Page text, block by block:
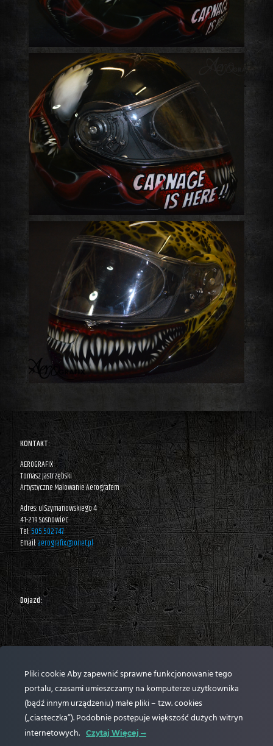
KONTAKT:
AEROGRAFIX
Tomasz Jastrzębski
Artystyczne Malowanie Aerografem
Adres: ul.Szymanowskiego 4
41-219 Sosnowiec
Tel:505 502 747
Email:aerografix@onet.pl
Dojazd:
Pliki cookie Aby zapewnić sprawne funkcjonowanie tego
portalu, czasami umieszczamy na komputerze użytkownika
(bądź innym urządzeniu) małe pliki – tzw. cookies
(„ciasteczka”). Podobnie postępuje większość dużych witryn
internetowych.
Czytaj Więcej